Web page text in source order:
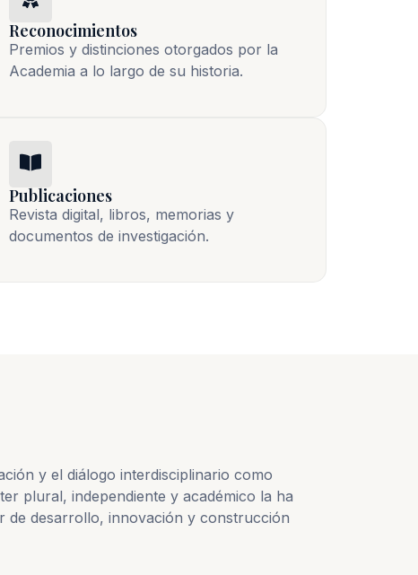
Reconocimientos
Premios y distinciones otorgados por la
Academia a lo largo de su historia.
Publicaciones
Revista digital, libros, memorias y
documentos de investigación.
y el diálogo interdisciplinario como
plural, independiente y académico la ha
de desarrollo, innovación y construcción